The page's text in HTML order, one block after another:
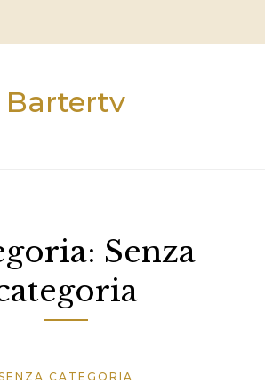
Bartertv
Senza
CATEGORIA